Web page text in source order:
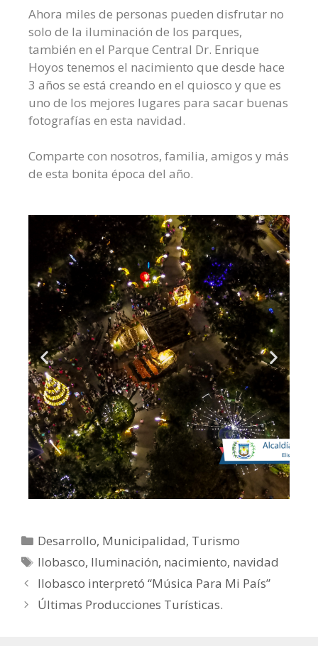
Ahora miles de personas pueden disfrutar no
solo de la iluminación de los parques,
también en el Parque Central Dr. Enrique
Hoyos tenemos el nacimiento que desde hace
3 años se está creando en el quiosco y que es
uno de los mejores lugares para sacar buenas
fotografías en esta navidad.
Comparte con nosotros, familia, amigos y más
de esta bonita época del año.
Desarrollo, Municipalidad, Turismo
Ilobasco, Iluminación, nacimiento, navidad
Ilobasco interpretó “Música Para Mi País”
Últimas Producciones Turísticas.